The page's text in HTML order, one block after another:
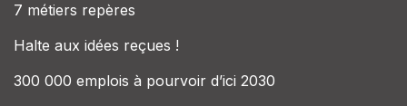
7 métiers repères
Halte aux idées reçues !
300 000 emplois à pourvoir d’ici 2030